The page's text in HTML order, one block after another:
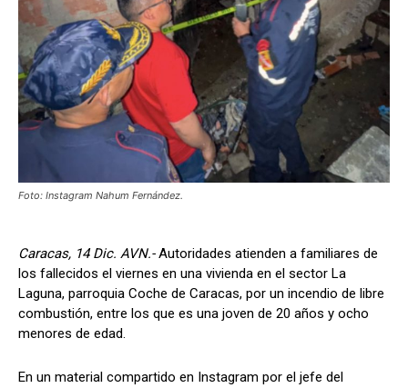
Foto: Instagram Nahum Fernández.
Caracas, 14 Dic. AVN.-Autoridades atienden a familiares de
los fallecidos el viernes en una vivienda en el sector La
Laguna, parroquia Coche de Caracas, por un incendio de libre
combustión, entre los que es una joven de 20 años y ocho
menores de edad.
En un material compartido en Instagram por el jefe del